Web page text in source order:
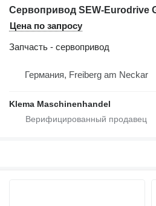
Цена по запросу
Запчасть - сервопривод
Германия, Freiberg am Neckar
Klema Maschinenhandel